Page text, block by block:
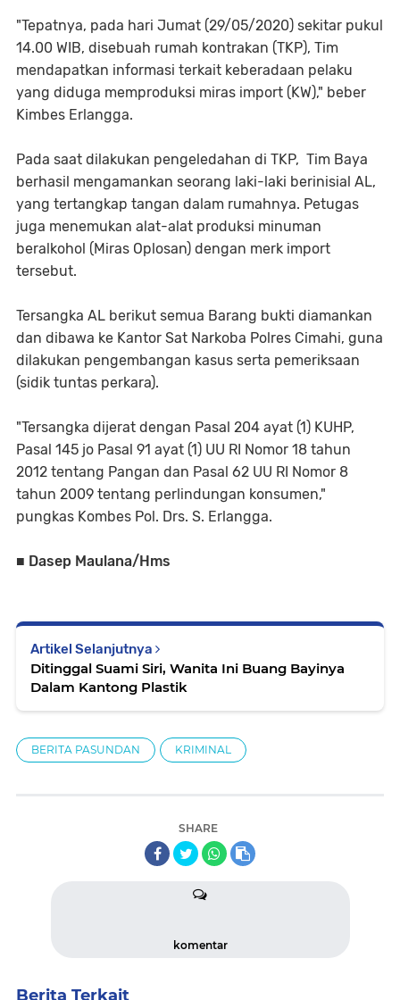
"Tepatnya, pada hari Jumat (29/05/2020) sekitar pukul
14.00 WIB, disebuah rumah kontrakan (TKP), Tim
mendapatkan informasi terkait keberadaan pelaku
yang diduga memproduksi miras import (KW)," beber
Kimbes Erlangga.
Pada saat dilakukan pengeledahan di TKP, Tim Baya
berhasil mengamankan seorang laki-laki berinisial AL,
yang tertangkap tangan dalam rumahnya. Petugas
juga menemukan alat-alat produksi minuman
beralkohol (Miras Oplosan) dengan merk import
tersebut.
Tersangka AL berikut semua Barang bukti diamankan
dan dibawa ke Kantor Sat Narkoba Polres Cimahi, guna
dilakukan pengembangan kasus serta pemeriksaan
(sidik tuntas perkara).
"Tersangka dijerat dengan Pasal 204 ayat (1) KUHP,
Pasal 145 jo Pasal 91 ayat (1) UU RI Nomor 18 tahun
2012 tentang Pangan dan Pasal 62 UU RI Nomor 8
tahun 2009 tentang perlindungan konsumen,"
pungkas Kombes Pol. Drs. S. Erlangga.
■ Dasep Maulana/Hms
Artikel Selanjutnya
Ditinggal Suami Siri, Wanita Ini Buang Bayinya
Dalam Kantong Plastik
BERITA PASUNDAN KRIMINAL
SHARE
komentar
Berita Terkait